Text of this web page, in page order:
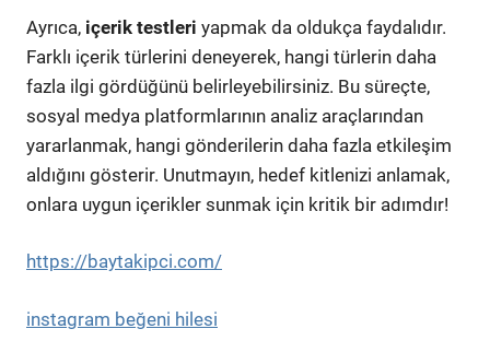
Ayrıca, içerik testleri yapmak da oldukça faydalıdır.
Farklı içerik türlerini deneyerek, hangi türlerin daha
fazla ilgi gördüğünü belirleyebilirsiniz. Bu süreçte,
sosyal medya platformlarının analiz araçlarından
yararlanmak, hangi gönderilerin daha fazla etkileşim
aldığını gösterir. Unutmayın, hedef kitlenizi anlamak,
onlara uygun içerikler sunmak için kritik bir adımdır!
https://baytakipci.com/
instagram beğeni hilesi